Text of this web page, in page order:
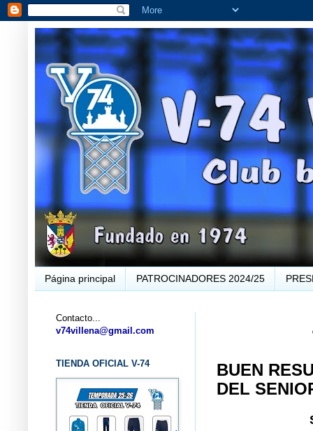
Página principal PATROCINADORES 2024/25
...
BUEN
DEL
Contacto...
v74villena@gmail.com
TIENDA OFICIAL V-74